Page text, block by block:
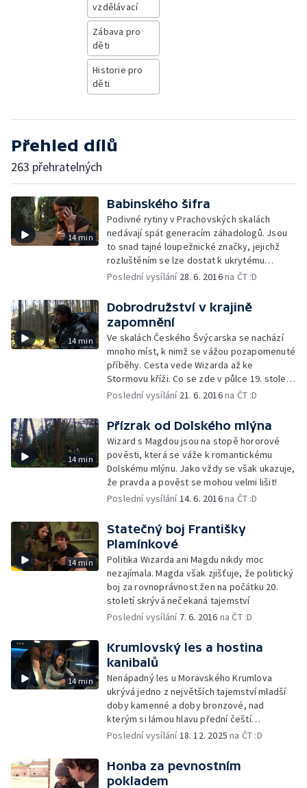
vzdělávací
Zábava pro
děti
Historie pro
děti
Přehled dílů
263 přehratelných
14 min
Babinského šifra
Podivné rytiny v Prachovských skalách
nedávají spát generacím záhadologů. Jsou
to snad tajné loupežnické značky, jejichž
rozluštěním se lze dostat k ukrytému
pokladu?
Poslední vysílání 28. 6. 2016na ČT :D
14 min
Dobrodružství v krajině
zapomnění
Ve skalách Českého Švýcarska se nachází
mnoho míst, k nimž se vážou pozapomenuté
příběhy. Cesta vede Wizarda až ke
Stormovu kříži. Co se zde v půlce 19. století
odehrálo?
Poslední vysílání 21. 6. 2016na ČT :D
14 min
Přízrak od Dolského mlýna
Wizard s Magdou jsou na stopě hororové
pověsti, která se váže k romantickému
Dolskému mlýnu. Jako vždy se však ukazuje,
že pravda a pověst se mohou velmi lišit!
Poslední vysílání14. 6. 2016na ČT :D
14 min
Statečný boj Františky
Plamínkové
Politika Wizarda ani Magdu nikdy moc
nezajímala. Magda však zjišťuje, že politický
boj za rovnoprávnost žen na počátku 20.
století skrývá nečekaná tajemství
Poslední vysílání 7. 6. 2016 na ČT :D
14 min
Krumlovský les a hostina
kanibalů
Nenápadný les u Moravského Krumlova
ukrývá jedno z největších tajemství mladší
doby kamenné a doby bronzové, nad
kterým si lámou hlavu přední čeští
archeologové
Poslední vysílání18. 12. 2025 na ČT :D
Honba za pevnostním
pokladem